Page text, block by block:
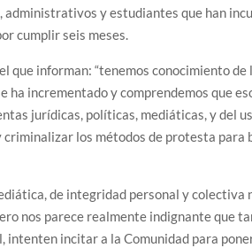
y estudiantes que han
cumplir seis meses.
que informan: “tenemos conocimiento de
ha incrementado y comprendemos que
jurídicas, políticas, mediáticas, y del
los métodos de protesta para
de integridad personal y colectiva
nos parece realmente indignante que
intenten incitar a la Comunidad para